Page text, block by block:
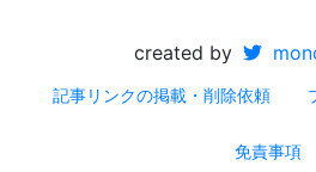
created by
記事リンクの掲載・削除依頼
免責事項